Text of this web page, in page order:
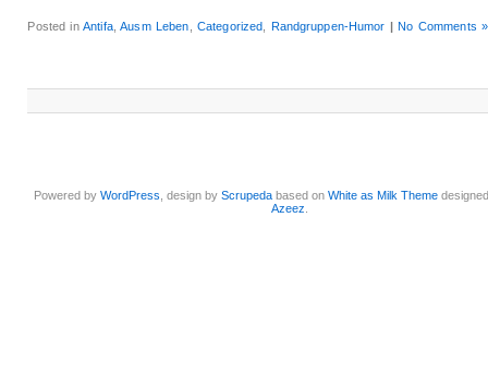
Posted inAntifa,Ausm Leben ,Categorized Randgruppen-Humor | No Comments »
Powered byWordPress , design byScrupeda based onWhite as Milk Theme
Azeez